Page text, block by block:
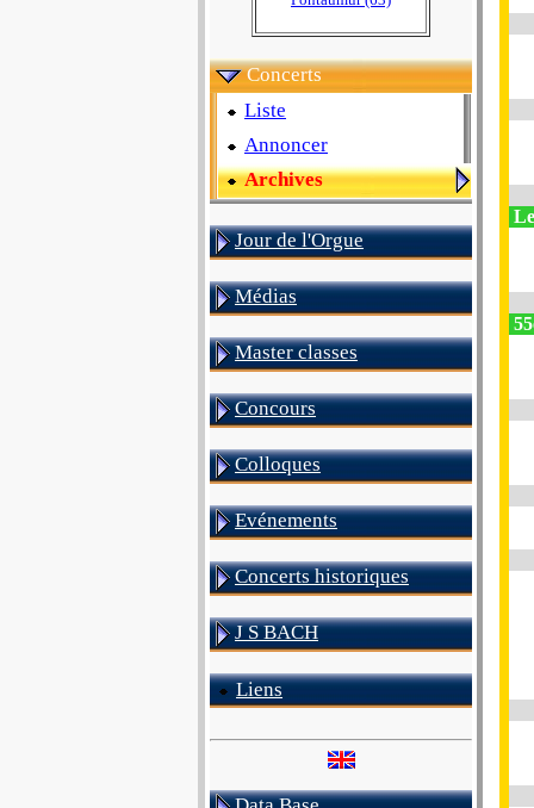
Concerts
Liste
Annoncer
Archives
Jour de l'Orgue
Médias
Master classes
Concours
Colloques
Evénements
Concerts historiques
J S BACH
Liens